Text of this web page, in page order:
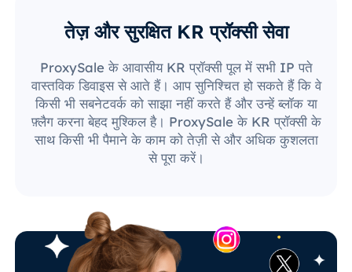
तेज़ और सुरक्षित KR प्रॉक्सी सेवा
ProxySale के आवासीय KR प्रॉक्सी पूल में सभी IP पते
वास्तविक डिवाइस से आते हैं। आप सुनिश्चित हो सकते हैं कि वे
किसी भी सबनेटवर्क को साझा नहीं करते हैं और उन्हें ब्लॉक या
फ़्लैग करना बेहद मुश्किल है। ProxySale के KR प्रॉक्सी के
साथ किसी भी पैमाने के काम को तेज़ी से और अधिक कुशलता
से पूरा करें।